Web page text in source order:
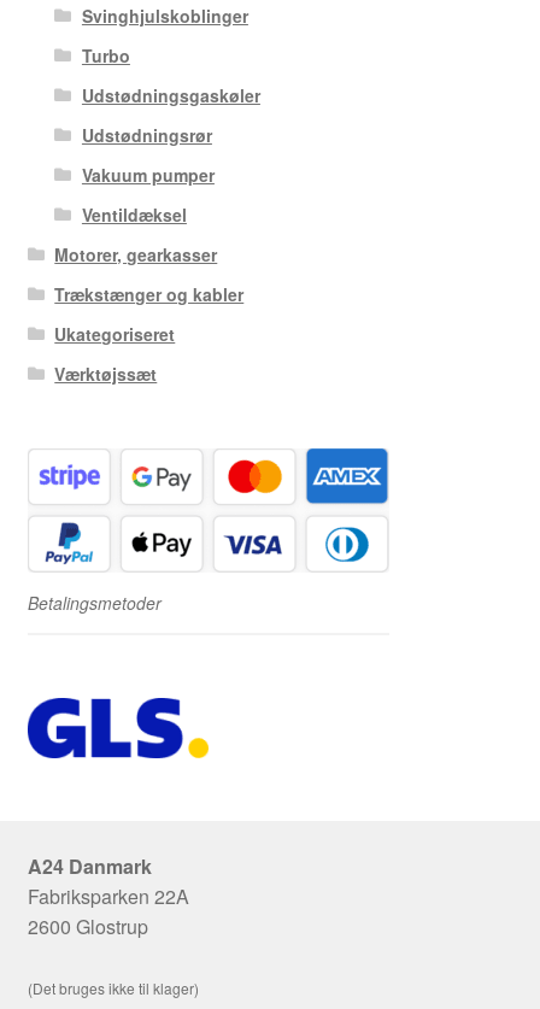
Svinghjulskoblinger
Turbo
Udstødningsgaskøler
Udstødningsrør
Vakuum pumper
Ventildæksel
Motorer, gearkasser
Trækstænger og kabler
Ukategoriseret
Værktøjssæt
Betalingsmetoder
A24 Danmark
Fabriksparken 22A
2600 Glostrup
(Det bruges ikke til klager)